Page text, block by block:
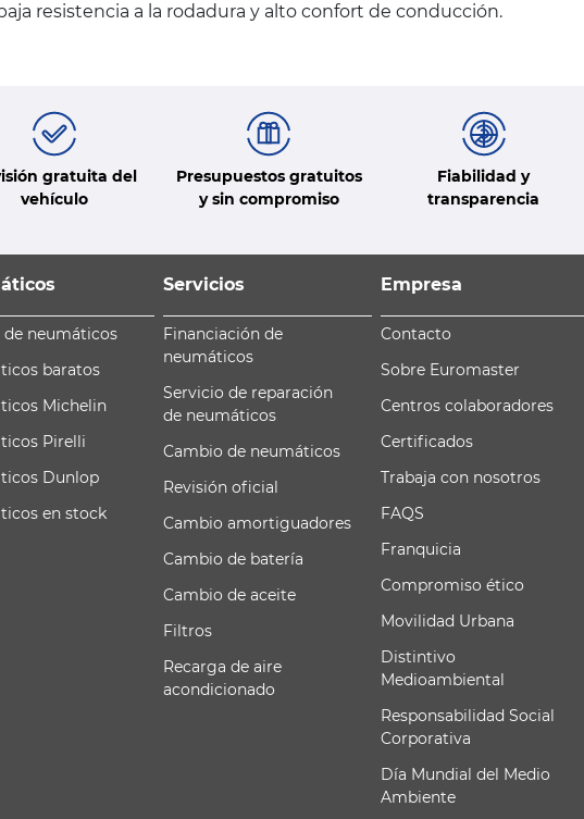
resistencia a la rodadura y alto confort de conducción.
gratuita del
vehículo
Presupuestos gratuitos
y sin compromiso
Fiabilidad y
transparencia
de neumáticos
baratos
Michelin
Pirelli
Dunlop
en stock
Servicios
Financiación de
neumáticos
Servicio de reparación
de neumáticos
Cambio de neumáticos
Revisión oficial
Cambio amortiguadores
Cambio de batería
Cambio de aceite
Filtros
Recarga de aire
acondicionado
Empresa
Contacto
Sobre Euromaster
Centros colaboradores
Certificados
Trabaja con nosotros
FAQS
Franquicia
Compromiso ético
Movilidad Urbana
Distintivo
Medioambiental
Responsabilidad Social
Corporativa
Día Mundial del Medio
Ambiente